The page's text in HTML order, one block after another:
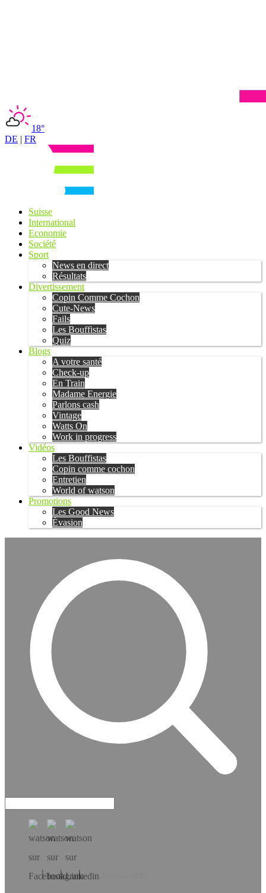
18°
DE | FR
Suisse
International
Economie
Société
Sport
News en direct
Résultats
Divertissement
Copin Comme Cochon
Cute-News
Fails
Les Bouffistas
Quiz
Blogs
A votre santé
Check-up
En Train
Madame Energie
Parlons cash
Vintage
Watts On
Work in progress
Vidéos
Les Bouffistas
Copin comme cochon
Entretien
World of watson
Promotions
Les Good News
Évasion
Téléchargez l’app!